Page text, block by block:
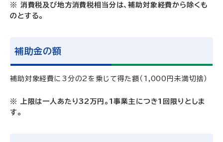
※ 消費税及び地方消費税相当分は、補助対象経費から除くも
のとする。
補助金の額
補助対象経費に3分の2を乗じて得た額（1,000円未満切捨）
※ 上限は一人あたり32万円。1事業主につき1回限りとしま
す。